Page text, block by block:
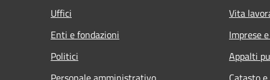
Uffici
Enti e fondazioni
Politici
Vita
Imprese
Appalti